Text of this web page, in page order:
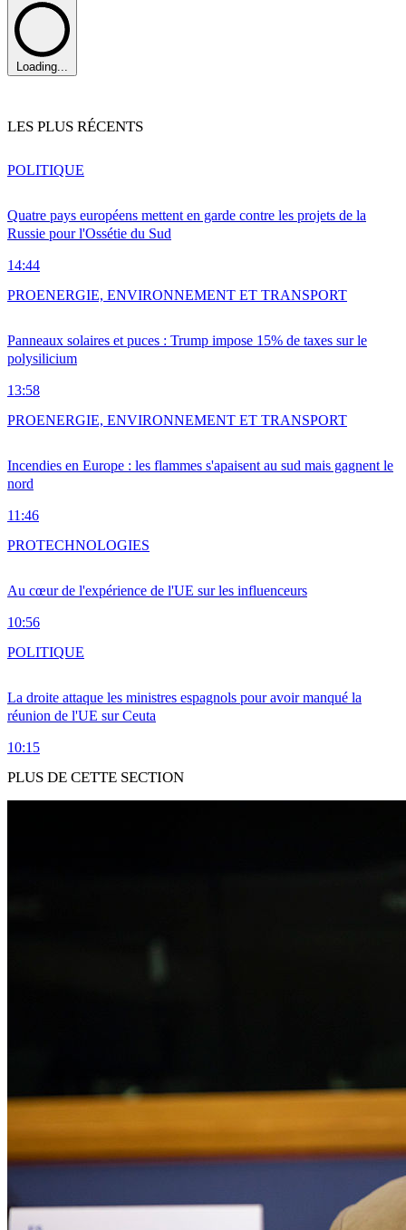
Loading...
LES PLUS RÉCENTS
Quatre pays européens mettent en garde contre les projets de la
Russie pour l'Ossétie du Sud
14:44
POLITIQUE
Panneaux solaires et puces : Trump impose 15% de taxes sur le
polysilicium
13:58
PROENERGIE, ENVIRONNEMENT ET TRANSPORT
Incendies en Europe : les flammes s'apaisent au sud mais gagnent le
nord
11:46
PROENERGIE, ENVIRONNEMENT ET TRANSPORT
Au cœur de l'expérience de l'UE sur les influenceurs
10:56
PROTECHNOLOGIES
La droite attaque les ministres espagnols pour avoir manqué la
réunion de l'UE sur Ceuta
10:15
POLITIQUE
PLUS DE CETTE SECTION